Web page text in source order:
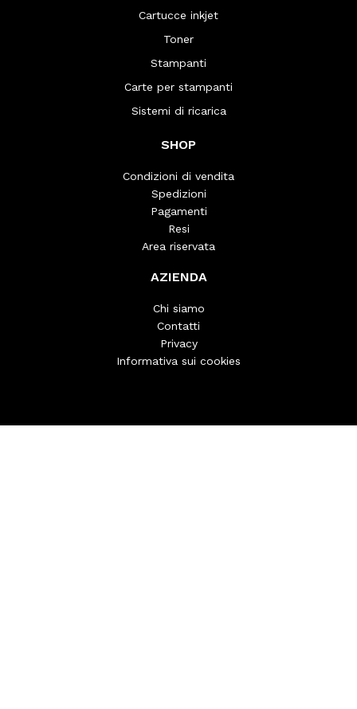
Cartucce inkjet
Toner
Stampanti
Carte per stampanti
Sistemi di ricarica
SHOP
Condizioni di vendita
Spedizioni
Pagamenti
Resi
Area riservata
AZIENDA
Chi siamo
Contatti
Privacy
Informativa sui cookies